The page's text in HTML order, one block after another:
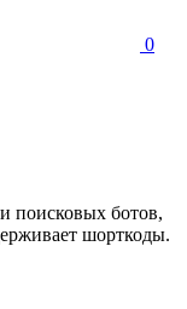
0
поисковых ботов,
шорткоды.